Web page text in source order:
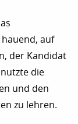
auf
der Kandidat
die
und den
zu lehren.